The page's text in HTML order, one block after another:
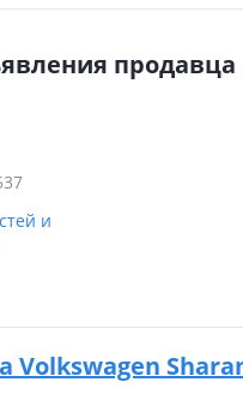
продавца
и
Volkswagen